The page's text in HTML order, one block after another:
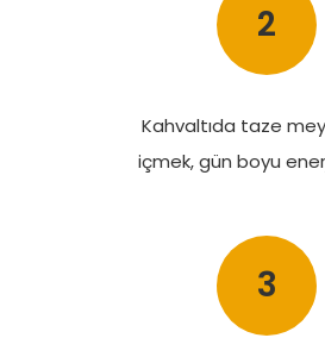
2
Kahvaltıda taze
içmek, gün boyu
3